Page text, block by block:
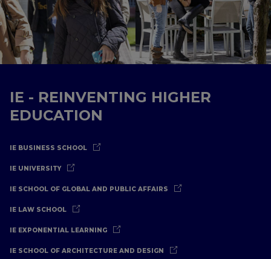
IE - REINVENTING HIGHER
EDUCATION
IE BUSINESS SCHOOL
IE UNIVERSITY
IE SCHOOL OF GLOBAL AND PUBLIC AFFAIRS
IE LAW SCHOOL
IE EXPONENTIAL LEARNING
IE SCHOOL OF ARCHITECTURE AND DESIGN